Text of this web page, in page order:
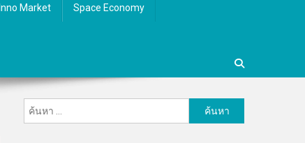
Inno Market Space Economy
ค้นหา
สำหรับ: